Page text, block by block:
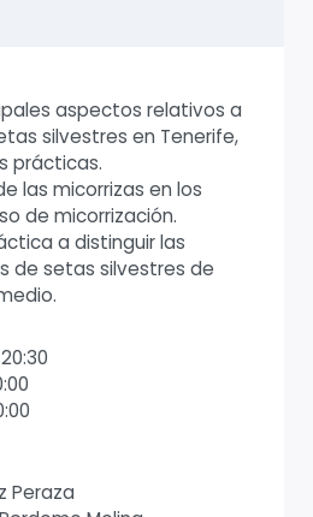
aspectos relativos a
silvestres en Tenerife,
prácticas.
las micorrizas en los
de micorrización.
a distinguir las
de setas silvestres de
Peraza